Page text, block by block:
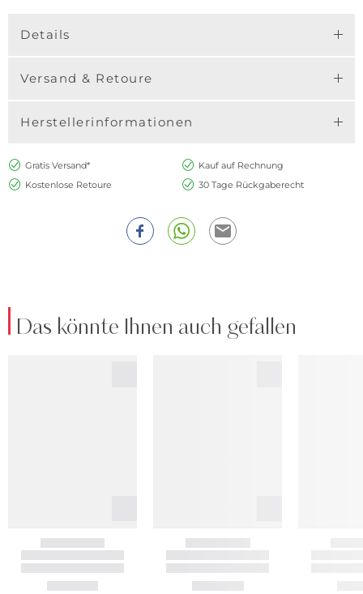
Details
Versand & Retoure
Herstellerinformationen
Gratis Versand*
Kauf auf Rechnung
Kostenlose Retoure
30 Tage Rückgaberecht
Das könnte Ihnen auch gefallen